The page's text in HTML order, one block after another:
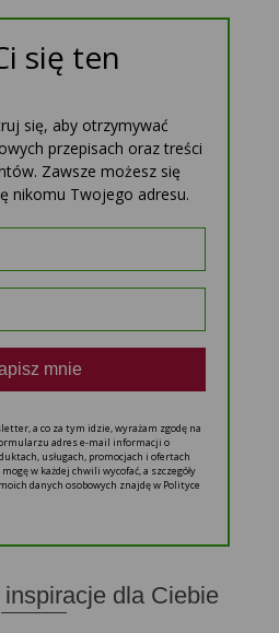
się ten
się, aby otrzymywać
przepisach oraz treści
Zawsze możesz się
nikomu Twojego adresu.
mnie
a co za tym idzie, wyrażam zgodę na
adres e-mail informacji o
usługach, promocjach i ofertach
w każdej chwili wycofać, a szczegóły
danych osobowych znajdę w Polityce
dla Ciebie